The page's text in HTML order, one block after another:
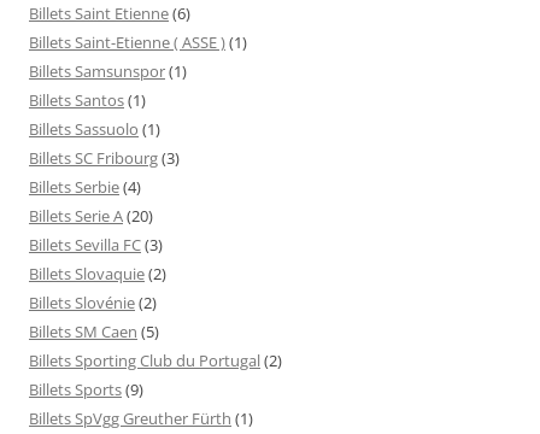
Billets Saint Etienne(6)
Billets Saint-Etienne ( ASSE )(1)
Billets Samsunspor(1)
Billets Santos(1)
Billets Sassuolo (1)
Billets SC Fribourg(3)
Billets Serbie(4)
Billets Serie A(20)
Billets Sevilla FC(3)
Billets Slovaquie(2)
Billets Slovénie(2)
Billets SM Caen (5)
Billets Sporting Club du Portugal(2)
Billets Sports(9)
Billets SpVgg Greuther Fürth (1)